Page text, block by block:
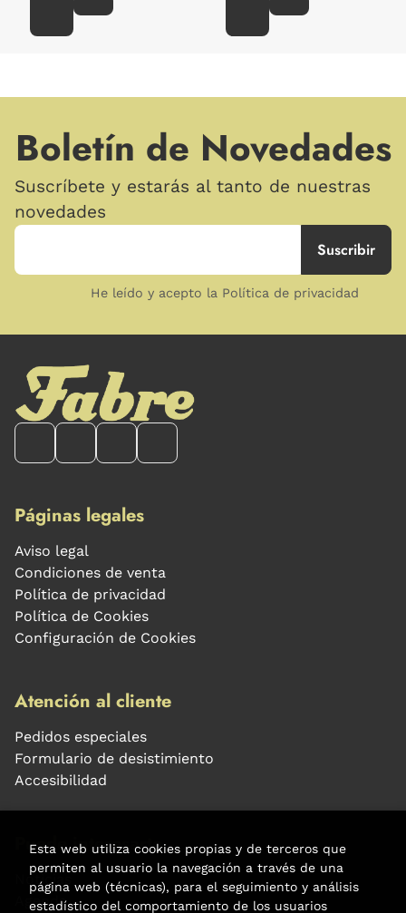
Boletín de Novedades
Suscríbete y estarás al tanto de nuestras
novedades
He leído y acepto la Política de privacidad
Páginas legales
Aviso legal
Condiciones de venta
Política de privacidad
Política de Cookies
Configuración de Cookies
Atención al cliente
Pedidos especiales
Formulario de desistimiento
Accesibilidad
Puede interesarte
Noticias
Agenda
Esta web utiliza cookies propias y de terceros que
permiten al usuario la navegación a través de una
página web (técnicas), para el seguimiento y análisis
estadístico del comportamiento de los usuarios